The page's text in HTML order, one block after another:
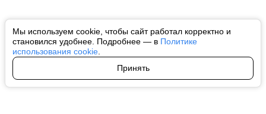
Мы используем cookie, чтобы сайт работал корректно и
становился удобнее. Подробнее — в Политике
использования cookie
Принять